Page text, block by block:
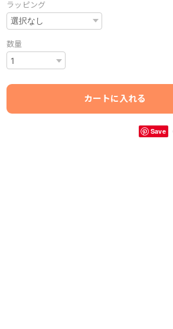
ラッピング
数量
カートに入れる
Save